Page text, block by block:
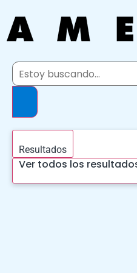
Search
Resultados
Ver todos los